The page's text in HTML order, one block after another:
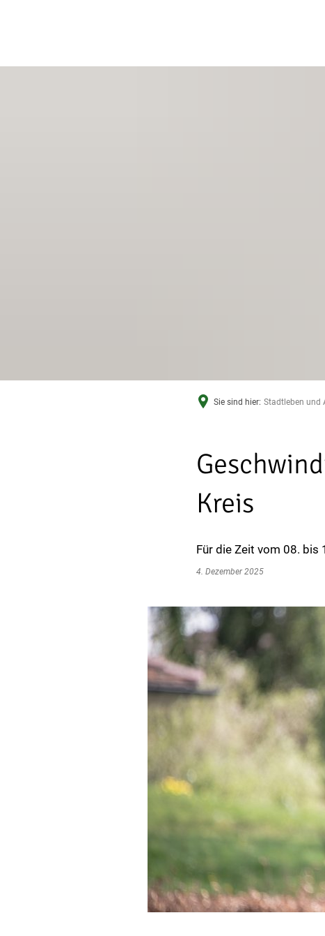
Sie sind hier: Stadtleben und
Kreis
Für die Zeit vom 08. bis
4. Dezember 2025